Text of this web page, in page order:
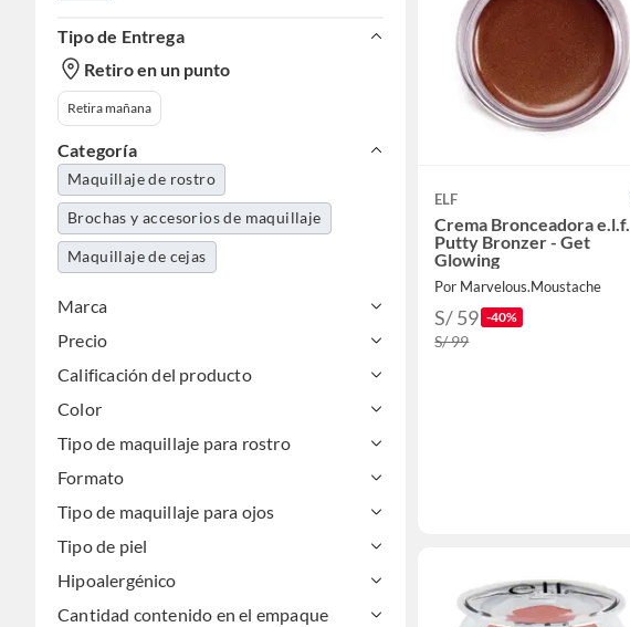
Tipo de Entrega
Retiro en un punto
Retira mañana
Categoría
Maquillaje de rostro
Brochas y accesorios de maquillaje
Maquillaje de cejas
Marca
Precio
Calificación del producto
Color
Tipo de maquillaje para rostro
Formato
Tipo de maquillaje para ojos
Tipo de piel
Hipoalergénico
Cantidad contenido en el empaque
ELF
Crema Bronceadora e.l.f.
Putty Bronzer - Get
Glowing
Por Marvelous.Moustache
S/ 59 -40%
S/ 99